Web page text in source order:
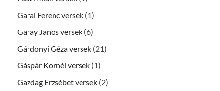
Garai Ferenc versek (1)
Garay János versek (6)
Gárdonyi Géza versek (21)
Gáspár Kornél versek (1)
Gazdag Erzsébet versek (2)